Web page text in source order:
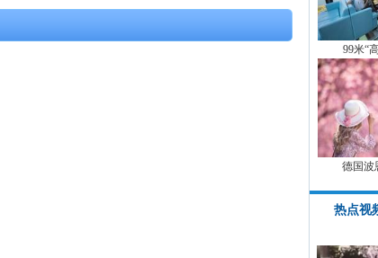
99米“
德国波
热点视